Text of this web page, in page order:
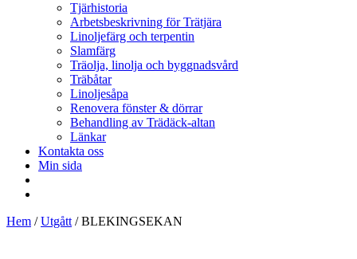
Tjärhistoria
Arbetsbeskrivning för Trätjära
Linoljefärg och terpentin
Slamfärg
Träolja, linolja och byggnadsvård
Träbåtar
Linoljesåpa
Renovera fönster & dörrar
Behandling av Trädäck-altan
Länkar
Kontakta oss
Min sida
Hem /Utgått / BLEKINGSEKAN